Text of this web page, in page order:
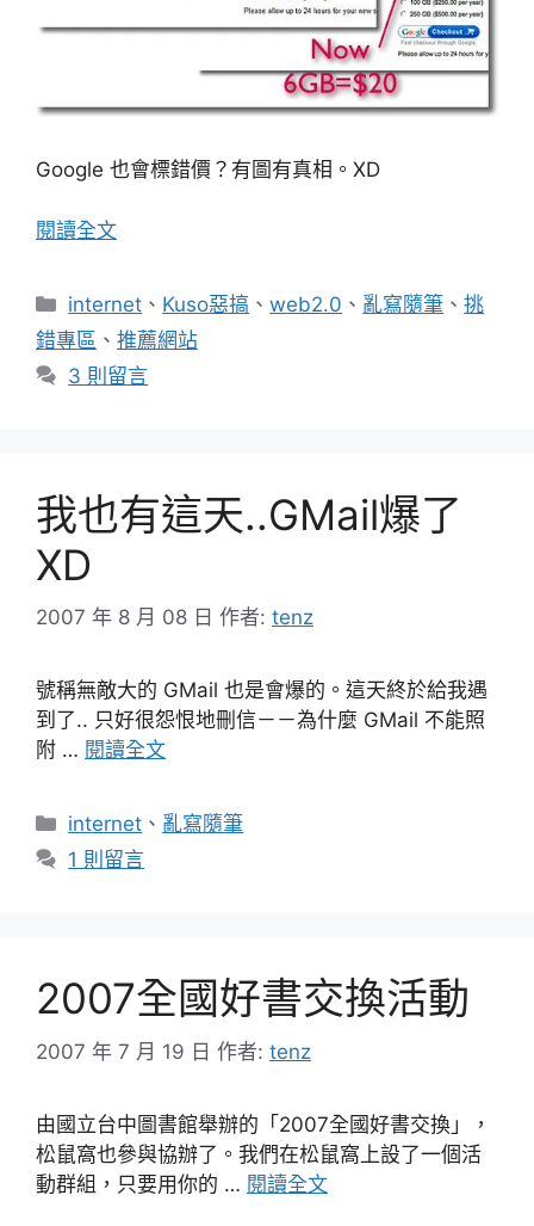
Google 也會標錯價？有圖有真相。XD
閱讀全文
分
類
internet 、 Kuso惡搞 、web2.0 、 亂寫隨筆 、挑
錯專區 、 推薦網站
3 則留言
我也有這天..GMail爆了
XD
2007 年 8 月 08 日 作者: tenz
號稱無敵大的 GMail 也是會爆的。這天終於給我遇
到了.. 只好很怨恨地刪信－－為什麼 GMail 不能照
附 … 閱讀全文
分
類
internet 、 亂寫隨筆
1 則留言
2007全國好書交換活動
2007 年 7 月 19 日 作者: tenz
由國立台中圖書館舉辦的「2007全國好書交換」，
松鼠窩也參與協辦了。我們在松鼠窩上設了一個活
動群組，只要用你的 … 閱讀全文